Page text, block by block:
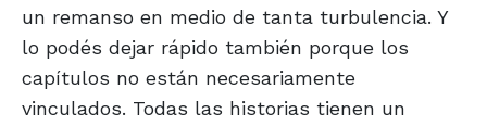
un remanso en medio de tanta turbulencia. Y
lo podés dejar rápido también porque los
capítulos no están necesariamente
vinculados. Todas las historias tienen un